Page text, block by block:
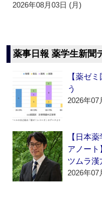
2026年08月03日 (月)
薬事日報 薬学生新聞
【薬ゼ
う
2026年07
【日本
アノー
ツムラ
2026年07